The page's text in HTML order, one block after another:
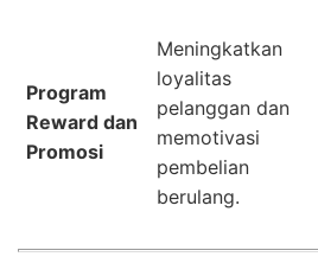
Program
Reward dan
Promosi
Meningkatkan
loyalitas
pelanggan dan
memotivasi
pembelian
berulang.